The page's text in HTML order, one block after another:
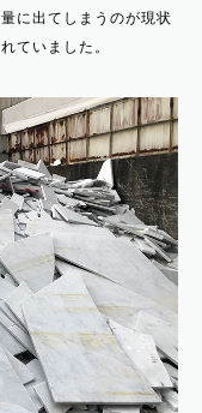
に出てしまうのが現状
ていました。